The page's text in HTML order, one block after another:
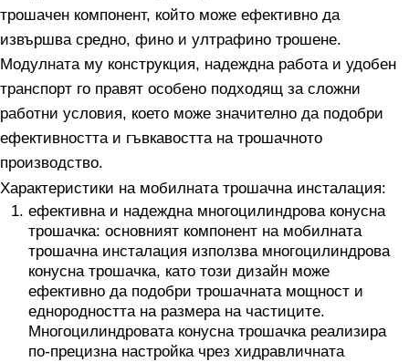
трошачен компонент, който може ефективно да
извършва средно, фино и ултрафино трошене.
Модулната му конструкция, надеждна работа и удобен
транспорт го правят особено подходящ за сложни
работни условия, което може значително да подобри
ефективността и гъвкавостта на трошачното
производство.
Характеристики на мобилната трошачна инсталация:
ефективна и надеждна многоцилиндрова конусна
трошачка: основният компонент на мобилната
трошачна инсталация използва многоцилиндрова
конусна трошачка, като този дизайн може
ефективно да подобри трошачната мощност и
еднородността на размера на частиците.
Многоцилиндровата конусна трошачка реализира
по-прецизна настройка чрез хидравличната